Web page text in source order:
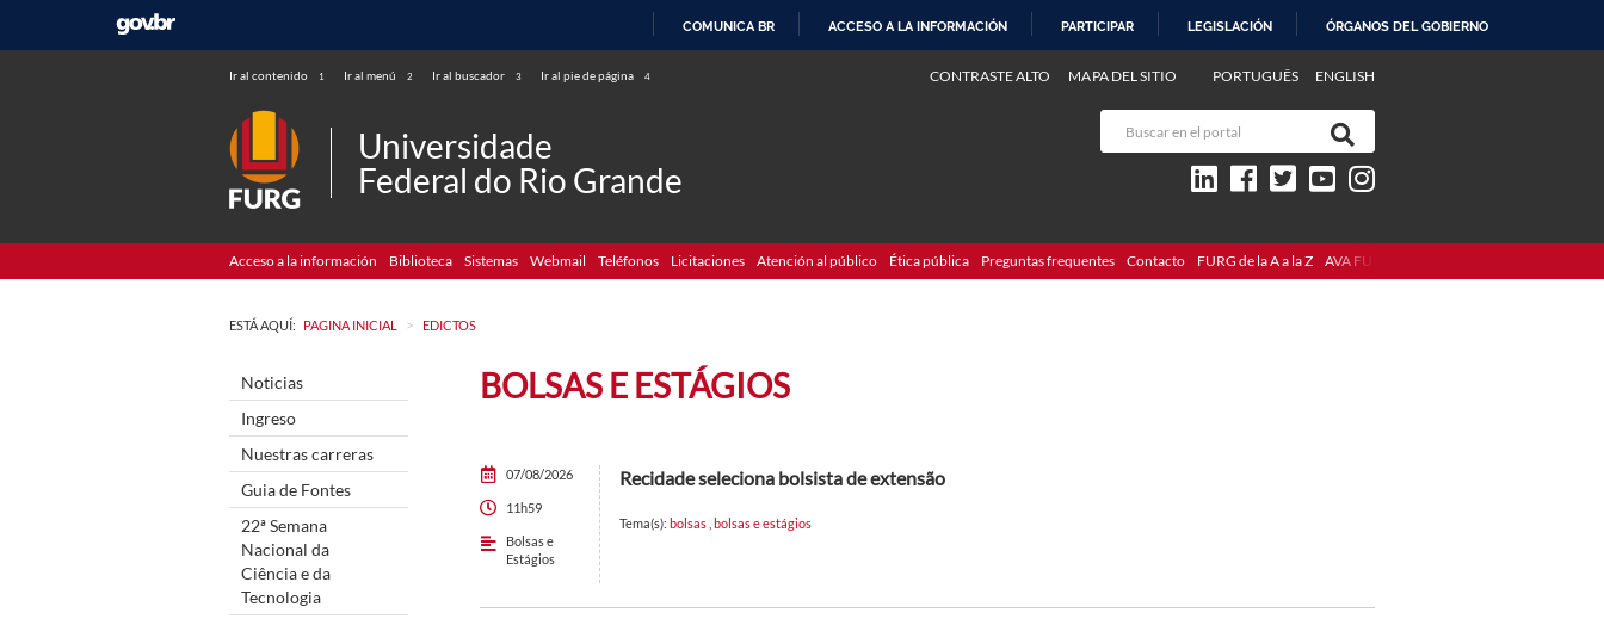
COMUNICA BR ACCESO A LA INFORMACIÓN PARTICIPAR LEGISLACIÓN ÓRGANOS DEL GOBIERNO
Ir al contenido 1 Ir al menú 2 Ir al buscador 3 Ir al pie de página 4 PORTUGUÊS ENGLISH
CONTRASTE ALTO MAPA DEL SITIO
Universidade
Federal do Rio Grande
Acceso a la información Biblioteca Sistemas Webmail Teléfonos Licitaciones Atención al público Ética pública Preguntas frequentes Contacto FURG de la A a la Z AVA FURG
ESTÁ AQUÍ: PAGINA INICIAL > EDICTOS
Noticias
Ingreso
Nuestras carreras
Guia de Fontes
22ª Semana
Nacional da
Ciência e da
Tecnologia
BOLSAS E ESTÁGIOS
07/08/2026
11h59
Bolsas e
Estágios
Recidade seleciona bolsista de extensão
Tema(s): bolsas bolsas e estágios